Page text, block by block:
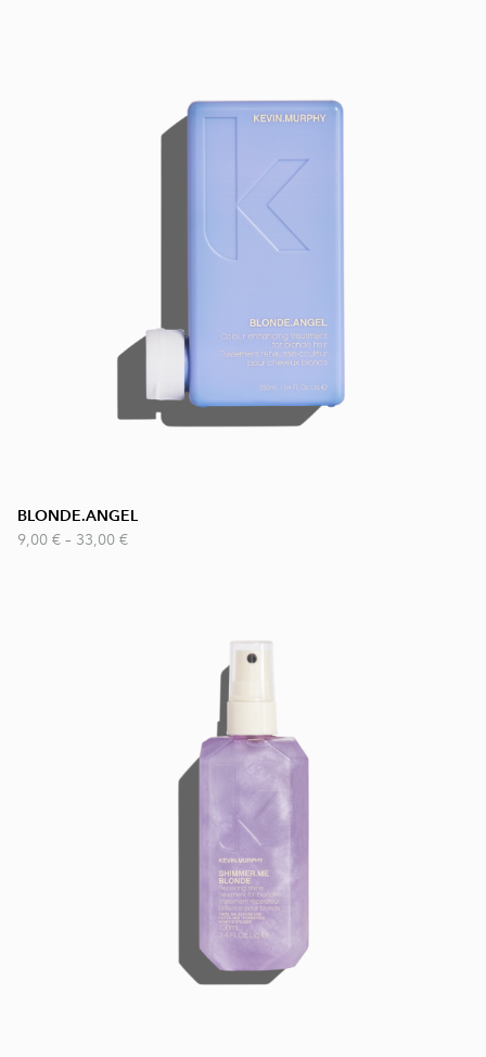
BLONDE.ANGEL
9,00 € – 33,00 €